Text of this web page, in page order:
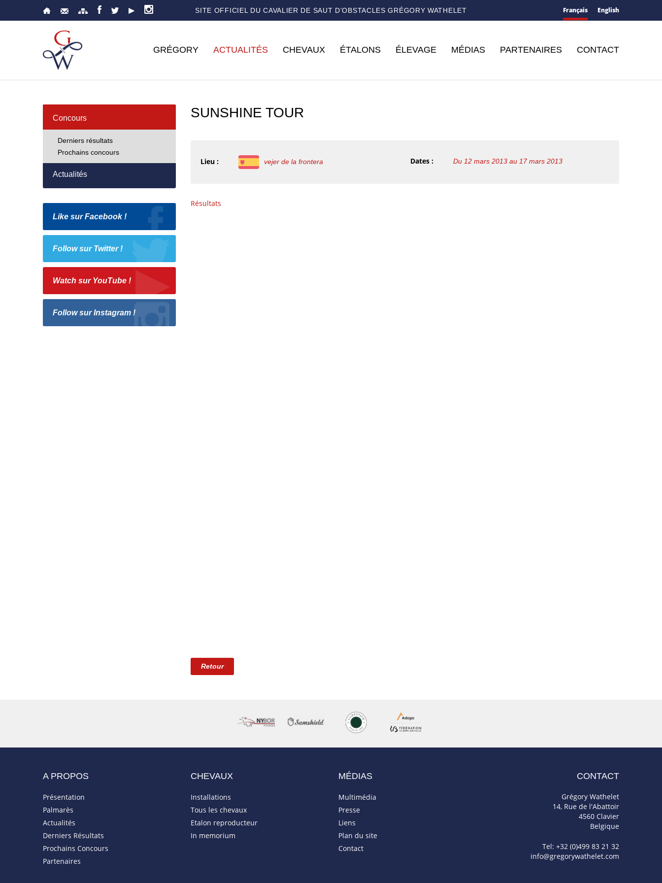
SITE OFFICIEL DU CAVALIER DE SAUT D’OBSTACLES GRÉGORY WATHELET Français English
GRÉGORY ACTUALITÉS CHEVAUX ÉTALONS ÉLEVAGE MÉDIAS PARTENAIRES CONTACT
Concours
Derniers résultats
Prochains concours
Actualités
Like sur Facebook !
Follow sur Twitter !
Watch sur YouTube !
Follow sur Instagram !
SUNSHINE TOUR
Lieu : vejer de la frontera Dates : Du 12 mars 2013 au 17 mars 2013
Résultats
Retour
A PROPOS
Présentation
Palmarès
Actualités
Derniers Résultats
Prochains Concours
Partenaires
CHEVAUX
Installations
Tous les chevaux
Etalon reproducteur
In memorium
MÉDIAS
Multimédia
Presse
Liens
Plan du site
Contact
CONTACT
Grégory Wathelet
14, Rue de l'Abattoir
4560 Clavier
Belgique
Tel: +32 (0)499 83 21 32
info@gregorywathelet.com